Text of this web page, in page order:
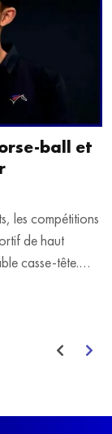
ball et
les compétitions
de haut
casse-tête.
ses études